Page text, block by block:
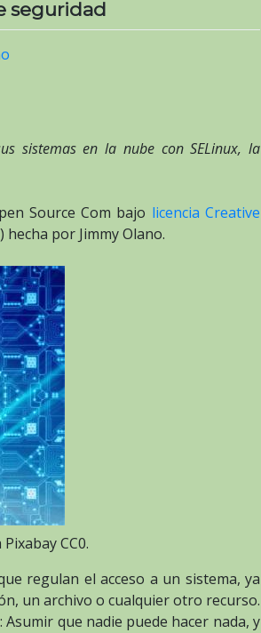
seguridad
sistemas en la nube con SELinux, la
Source Com bajo licencia Creative
) hecha por Jimmy Olano.
CC0.
regulan el acceso a un sistema, ya
un archivo o cualquier otro recurso.
que nadie puede hacer nada, y